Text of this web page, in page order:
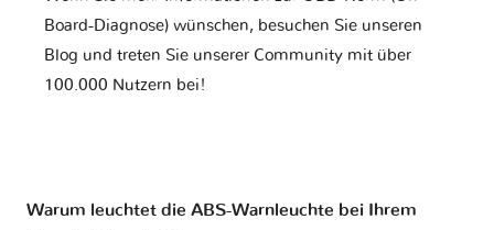
Board-Diagnose) wünschen, besuchen Sie unseren
Blog und treten Sie unserer Community mit über
100.000 Nutzern bei!
Warum leuchtet die ABS-Warnleuchte bei Ihrem